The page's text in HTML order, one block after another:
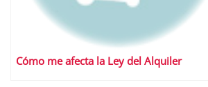
Cómo me afecta la Ley del Alquiler